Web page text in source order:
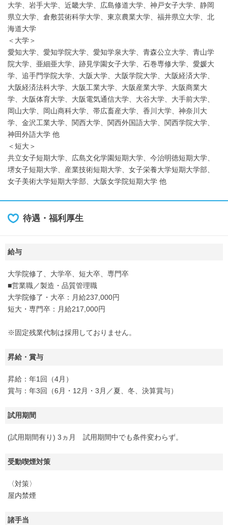
大学、岩手大学、近畿大学、広島修道大学、神戸女子大学、静岡
県立大学、倉敷芸術科学大学、東京農業大学、福井県立大学、北
海道大学
＜大学＞
愛知大学、愛知学院大学、愛知学泉大学、青森公立大学、青山学
院大学、亜細亜大学、跡見学園女子大学、石巻専修大学、愛媛大
学、追手門学院大学、大阪大学、大阪学院大学、大阪経済大学、
大阪経済法科大学、大阪工業大学、大阪産業大学、大阪商業大
学、大阪体育大学、大阪電気通信大学、大谷大学、大手前大学、
岡山大学、岡山商科大学、帯広畜産大学、香川大学、神奈川大
学、金沢工業大学、関西大学、関西外国語大学、関西学院大学、
神田外語大学 他
＜短大＞
共立女子短期大学、広島文化学園短期大学、今治明徳短期大学、
堺女子短期大学、産業技術短期大学、女子栄養大学短期大学部、
女子美術大学短期大学部、大阪女学院短期大学 他
待遇・福利厚生
給与
大学院修了、大学卒、短大卒、専門卒
■営業職／製造・品質管理職
大学院修了・大卒：月給237,000円
短大・専門卒：月給217,000円
※固定残業代制は採用しておりません。
昇給・賞与
昇給：年1回（4月）
賞与：年3回（6月・12月・3月／夏、冬、決算賞与）
試用期間
(試用期間有り) 3ヵ月 試用期間中でも条件変わらず。
受動喫煙対策
〈対策〉
屋内禁煙
諸手当